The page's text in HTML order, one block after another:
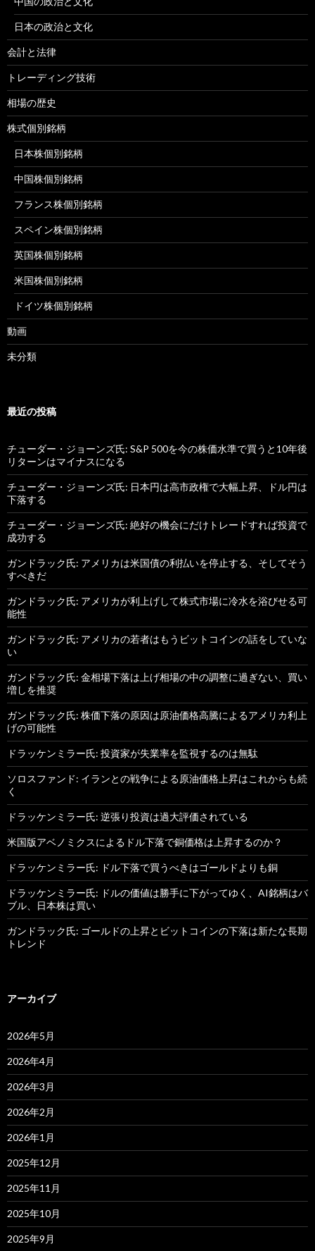
日本の政治と文化
会計と法律
トレーディング技術
相場の歴史
株式個別銘柄
日本株個別銘柄
中国株個別銘柄
フランス株個別銘柄
スペイン株個別銘柄
英国株個別銘柄
米国株個別銘柄
ドイツ株個別銘柄
動画
未分類
最近の投稿
チューダー・ジョーンズ氏: S&P 500を今の株価水準で買うと10年後
リターンはマイナスになる
チューダー・ジョーンズ氏: 日本円は高市政権で大幅上昇、ドル円は
下落する
チューダー・ジョーンズ氏: 絶好の機会にだけトレードすれば投資で
成功する
ガンドラック氏: アメリカは米国債の利払いを停止する、そしてそう
すべきだ
ガンドラック氏: アメリカが利上げして株式市場に冷水を浴びせる可
能性
ガンドラック氏: アメリカの若者はもうビットコインの話をしていな
い
ガンドラック氏: 金相場下落は上げ相場の中の調整に過ぎない、買い
増しを推奨
ガンドラック氏: 株価下落の原因は原油価格高騰によるアメリカ利上
げの可能性
ドラッケンミラー氏: 投資家が失業率を監視するのは無駄
ソロスファンド: イランとの戦争による原油価格上昇はこれからも続
く
ドラッケンミラー氏: 逆張り投資は過大評価されている
米国版アベノミクスによるドル下落で銅価格は上昇するのか？
ドラッケンミラー氏: ドル下落で買うべきはゴールドよりも銅
ドラッケンミラー氏: ドルの価値は勝手に下がってゆく、AI銘柄はバ
ブル、日本株は買い
ガンドラック氏: ゴールドの上昇とビットコインの下落は新たな長期
トレンド
アーカイブ
2026年5月
2026年4月
2026年3月
2026年2月
2026年1月
2025年12月
2025年11月
2025年10月
2025年9月